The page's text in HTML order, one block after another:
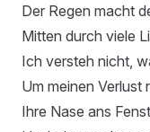
Der Regen macht
Mitten durch viele
Ich versteh nicht,
Um meinen Verlust
Ihre Nase ans